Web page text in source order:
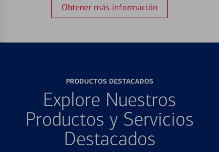
Obtener más información
PRODUCTOS DESTACADOS
Explore Nuestros
Productos y Servicios
Destacados